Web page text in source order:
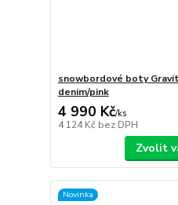
snowbordové boty
denim/pink
4 990 Kč/ks
4 124 Kč bez DPH
Zvolit
Novinka